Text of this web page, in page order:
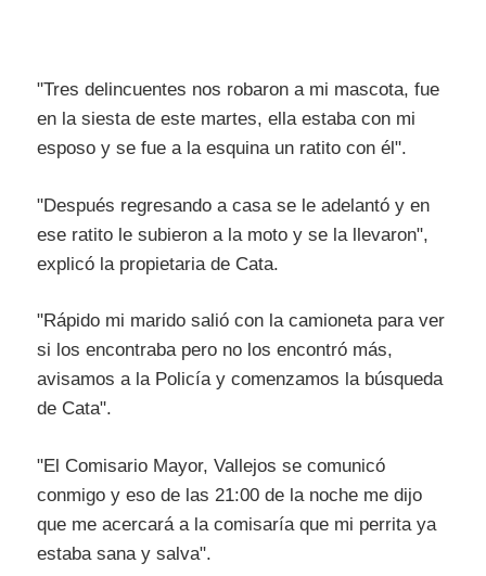
"Tres delincuentes nos robaron a mi mascota, fue
en la siesta de este martes, ella estaba con mi
esposo y se fue a la esquina un ratito con él".
"Después regresando a casa se le adelantó y en
ese ratito le subieron a la moto y se la llevaron",
explicó la propietaria de Cata.
"Rápido mi marido salió con la camioneta para ver
si los encontraba pero no los encontró más,
avisamos a la Policía y comenzamos la búsqueda
de Cata".
"El Comisario Mayor, Vallejos se comunicó
conmigo y eso de las 21:00 de la noche me dijo
que me acercará a la comisaría que mi perrita ya
estaba sana y salva".